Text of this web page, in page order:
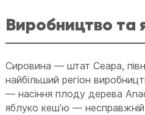
Виробництво та
Сировина — штат Сеара,
найбільший регіон
— насіння плоду дерева
яблуко кеш’ю — несправжній